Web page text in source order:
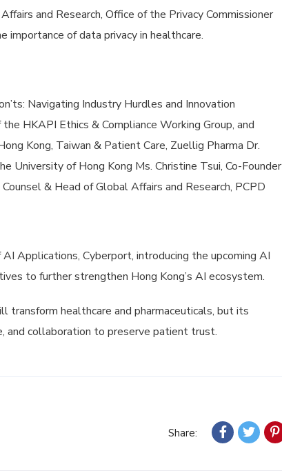
and Research, Office of the Privacy Commissioner
importance of data privacy in healthcare.
Navigating Industry Hurdles and Innovation
HKAPI Ethics & Compliance Working Group, and
Kong, Taiwan & Patient Care, Zuellig Pharma Dr.
University of Hong Kong Ms. Christine Tsui, Co-Founder
& Head of Global Affairs and Research, PCPD
Applications, Cyberport, introducing the upcoming AI
to further strengthen Hong Kong’s AI ecosystem.
transform healthcare and pharmaceuticals, but its
and collaboration to preserve patient trust.
Share: